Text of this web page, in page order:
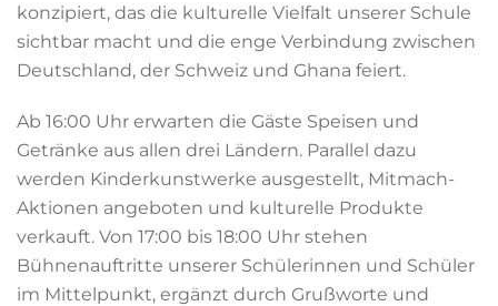
konzipiert, das die kulturelle Vielfalt unserer Schule
sichtbar macht und die enge Verbindung zwischen
Deutschland, der Schweiz und Ghana feiert.
Ab 16:00 Uhr erwarten die Gäste Speisen und
Getränke aus allen drei Ländern. Parallel dazu
werden Kinderkunstwerke ausgestellt, Mitmach-
Aktionen angeboten und kulturelle Produkte
verkauft. Von 17:00 bis 18:00 Uhr stehen
Bühnenauftritte unserer Schülerinnen und Schüler
im Mittelpunkt, ergänzt durch Grußworte und